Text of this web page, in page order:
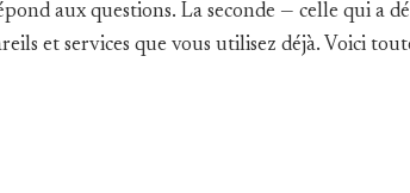
aux questions. La seconde — celle qui a
et services que vous utilisez déjà. Voici